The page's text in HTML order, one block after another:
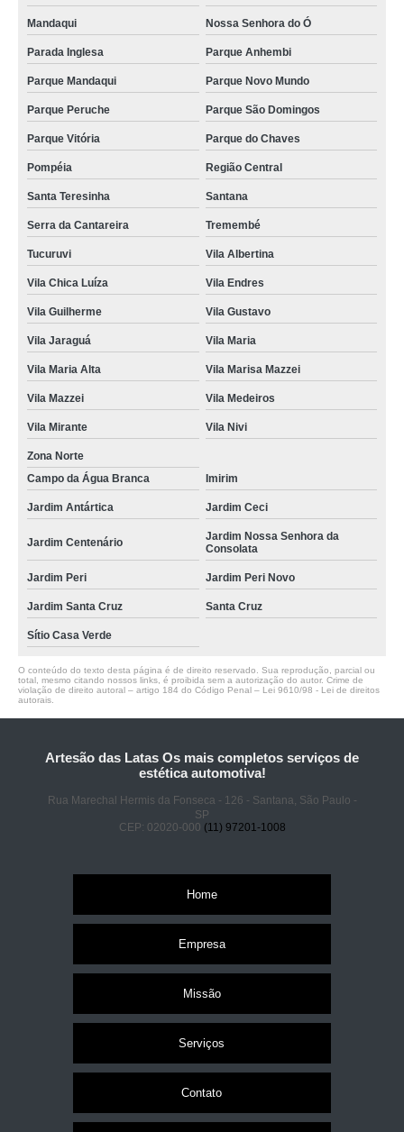
higienização automotiva externa preços Jardim Japão
onde fazer higienização automotiva completa Alphaville Industrial
higienização automotiva completa Jardim São Paulo
higienização carros preços Alphaville
higienizações carros Parque São Domingos
onde fazer higienização de estofados de carros Jundiaí
onde fazer higienização automotiva com ozônio Parque São Domingos
higienização automotiva completa preços Nossa Senhora do Ó
higienização automotiva preços Catanduva
higienizações automotivas com ozônio Caieras
higienizações automotivas completas Pedreira
qual o valor de higienização em carros Cachoeirinha
qual o valor de higienização completa automotiva ARUJÁ
higienizações automotivas com ozônio Brasilândia
lavagem e higienizações automotivas Pedreira
qual o valor de higienização de carros São José dos Campos
qual o valor de higienização automotiva Cotia
Mandaqui Nossa Senhora do Ó
Parada Inglesa Parque Anhembi
Parque Mandaqui Parque Novo Mundo
Parque Peruche Parque São Domingos
Parque Vitória Parque do Chaves
Pompéia Região Central
Santa Teresinha Santana
Serra da Cantareira Tremembé
Tucuruvi Vila Albertina
Vila Chica Luíza Vila Endres
Vila Guilherme Vila Gustavo
Vila Jaraguá Vila Maria
Vila Maria Alta Vila Marisa Mazzei
Vila Mazzei Vila Medeiros
Vila Mirante Vila Nivi
Zona Norte
Campo da Água Branca
Imirim
Jardim Antártica Jardim Ceci
Jardim Centenário
Jardim Nossa Senhora da
Consolata
Jardim Peri Jardim Peri Novo
Jardim Santa Cruz Santa Cruz
Sítio Casa Verde
O conteúdo do texto desta página é de direito reservado. Sua reprodução, parcial ou
total, mesmo citando nossos links, é proibida sem a autorização do autor. Crime de
violação de direito autoral – artigo 184 do Código Penal – Lei 9610/98 - Lei de direitos
autorais
Artesão das Latas Os mais completos serviços de
estética automotiva!
Rua Marechal Hermis da Fonseca - 126 - Santana, São Paulo -
SP
CEP: 02020-000 (11) 97201-1008
Home
Empresa
Missão
Serviços
Contato